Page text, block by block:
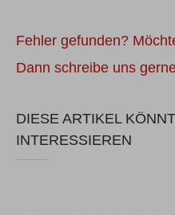
Fehler gefunden?
Dann schreibe uns
DIESE ARTIKEL
INTERESSIEREN